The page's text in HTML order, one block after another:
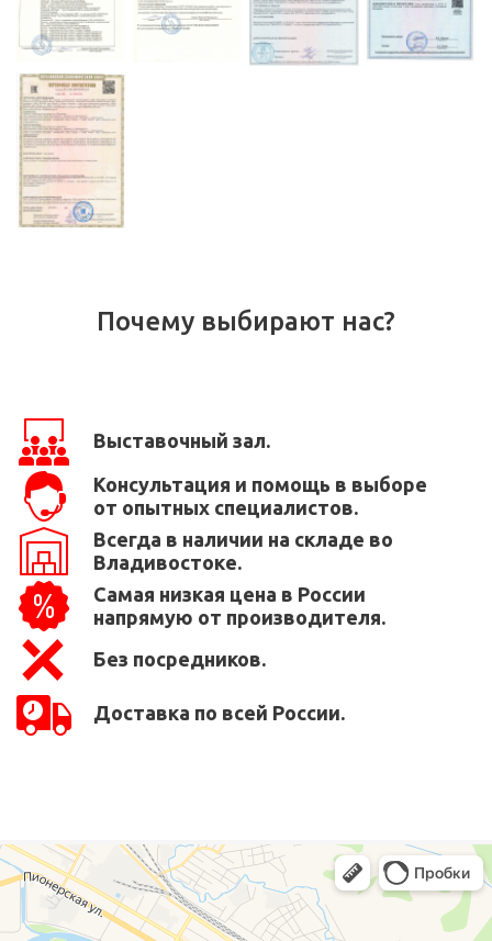
Почему выбирают нас?
Выставочный зал.
Консультация и помощь в выборе
от опытных специалистов.
Всегда в наличии на складе во
Владивостоке.
Самая низкая цена в России
напрямую от производителя.
Без посредников.
Доставка по всей России.